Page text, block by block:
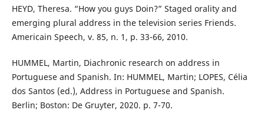
HEYD, Theresa. “How you guys Doin?” Staged orality and
emerging plural address in the television series Friends.
Americain Speech, v. 85, n. 1, p. 33-66, 2010.
HUMMEL, Martin, Diachronic research on address in
Portuguese and Spanish. In: HUMMEL, Martin; LOPES, Célia
dos Santos (ed.), Address in Portuguese and Spanish.
Berlin; Boston: De Gruyter, 2020. p. 7-70.